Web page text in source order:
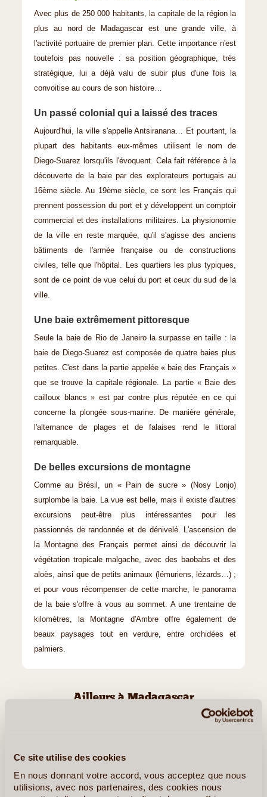
Ce site utilise des cookies
En nous donnant votre accord, vous acceptez que nous
utilisions, avec nos partenaires, des cookies nous
Avec plus de 250 000 habitants, la capitale de la région la
plus au nord de Madagascar est une grande ville, à
l'activité portuaire de premier plan. Cette importance n'est
toutefois pas nouvelle : sa position géographique, très
stratégique, lui a déjà valu de subir plus d'une fois la
convoitise au cours de son histoire…
Un passé colonial qui a laissé des traces
Aujourd'hui, la ville s'appelle Antsiranana… Et pourtant, la
plupart des habitants eux-mêmes utilisent le nom de
Diego-Suarez lorsqu'ils l'évoquent. Cela fait référence à la
découverte de la baie par des explorateurs portugais au
16ème siècle. Au 19ème siècle, ce sont les Français qui
prennent possession du port et y développent un comptoir
commercial et des installations militaires. La physionomie
de la ville en reste marquée, qu'il s'agisse des anciens
bâtiments de l'armée française ou de constructions
civiles, telle que l'hôpital. Les quartiers les plus typiques,
sont de ce point de vue celui du port et ceux du sud de la
ville.
Une baie extrêmement pittoresque
Seule la baie de Rio de Janeiro la surpasse en taille : la
baie de Diego-Suarez est composée de quatre baies plus
petites. C'est dans la partie appelée « baie des Français »
que se trouve la capitale régionale. La partie « Baie des
cailloux blancs » est par contre plus réputée en ce qui
concerne la plongée sous-marine. De manière générale,
l'alternance de plages et de falaises rend le littoral
remarquable.
De belles excursions de montagne
Comme au Brésil, un « Pain de sucre » (Nosy Lonjo)
surplombe la baie. La vue est belle, mais il existe d'autres
excursions peut-être plus intéressantes pour les
passionnés de randonnée et de dénivelé. L'ascension de
la Montagne des Français permet ainsi de découvrir la
végétation tropicale malgache, avec des baobabs et des
aloès, ainsi que de petits animaux (lémuriens, lézards…) ;
et pour vous récompenser de cette marche, le panorama
de la baie s'offre à vous au sommet. A une trentaine de
kilomètres, la Montagne d'Ambre offre également de
beaux paysages tout en verdure, entre orchidées et
palmiers.
Ailleurs à Madagascar